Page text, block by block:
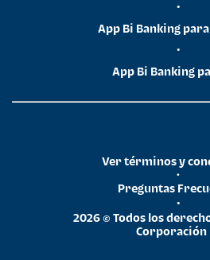
•
App Bi Banking
•
App Bi Banking
2026 © Todos los
Corporación
•
Preguntas
•
Ver términos y